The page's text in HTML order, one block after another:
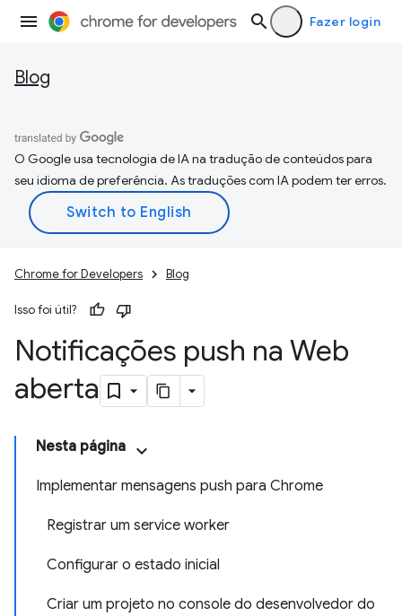
Fazer login
Blog
O Google usa tecnologia de IA na tradução de conteúdos para
seu idioma de preferência. As traduções com IA podem ter erros.
Chrome for Developers Blog
Isso foi útil?
Notificações push na Web
aberta
Nesta página
Implementar mensagens push para Chrome
Registrar um service worker
Configurar o estado inicial
Criar um projeto no console do desenvolvedor do